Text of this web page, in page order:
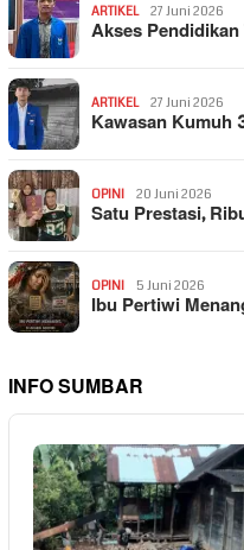
ARTIKEL 27 Juni 2026
Akses
ARTIKEL 27 Juni 2026
Kawasan Kumuh
OPINI 20 Juni 2026
Satu Prestasi,
OPINI 5 Juni 2026
Ibu Pertiwi
INFO SUMBAR